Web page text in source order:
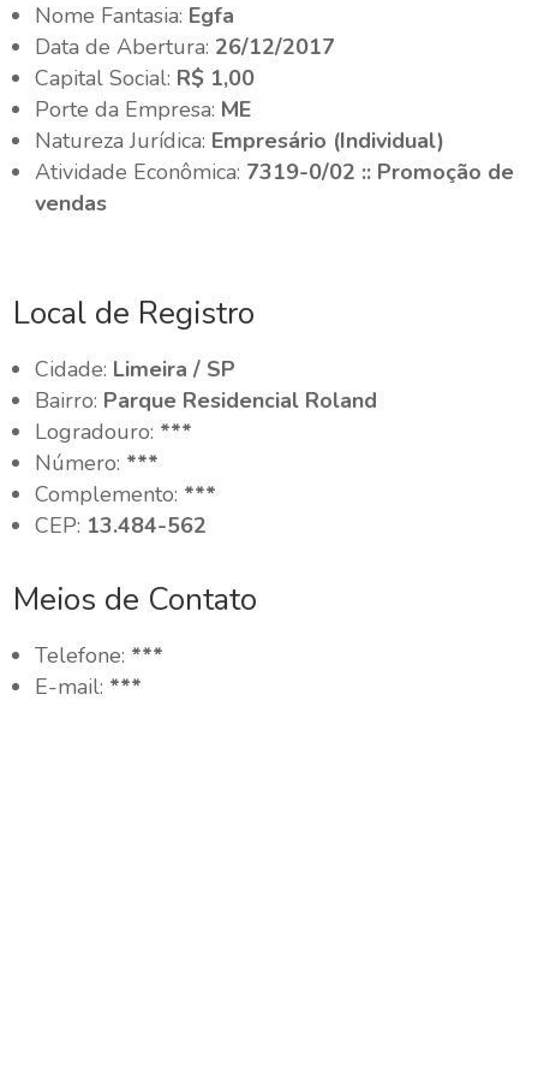
Nome Fantasia: Egfa
Data de Abertura: 26/12/2017
Capital Social: R$ 1,00
Porte da Empresa: ME
Natureza Jurídica: Empresário (Individual)
Atividade Econômica: 7319-0/02 :: Promoção de
vendas
Local de Registro
Cidade: Limeira / SP
Bairro: Parque Residencial Roland
Logradouro: ***
Número: ***
Complemento: ***
CEP: 13.484-562
Meios de Contato
Telefone: ***
E-mail: ***